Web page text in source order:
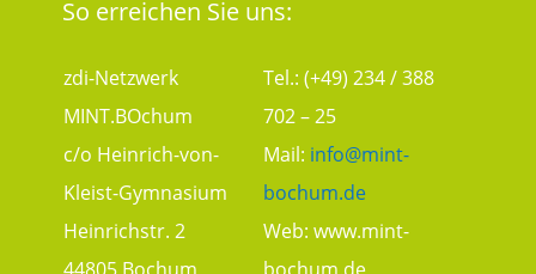
So erreichen Sie uns:
zdi-Netzwerk
MINT.BOchum
c/o Heinrich-von-
Kleist-Gymnasium
Heinrichstr. 2
Tel.: (+49) 234 / 388
702 – 25
Mail: info@mint-
bochum.de
Web: www.mint-